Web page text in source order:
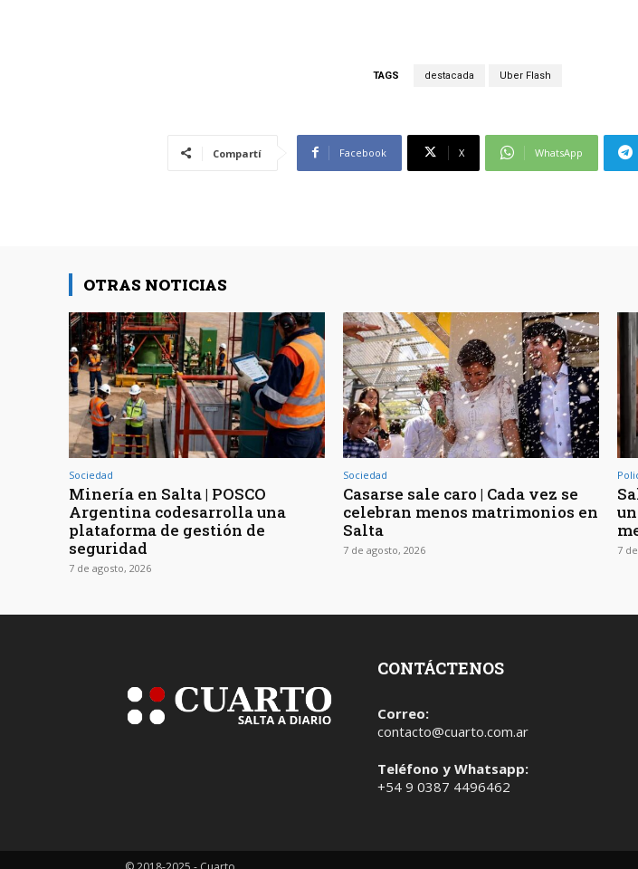
TAGS destacada Uber Flash
Compartí Facebook X WhatsApp
OTRAS NOTICIAS
Sociedad
Minería en Salta | POSCO
Argentina codesarrolla una
plataforma de gestión de
seguridad
7 de agosto, 2026
Sociedad
Casarse sale caro | Cada vez se
celebran menos matrimonios en
Salta
7 de agosto, 2026 7
CONTÁCTENOS
Correo:
contacto@cuarto.com.ar
Teléfono y Whatsapp:
+54 9 0387 4496462